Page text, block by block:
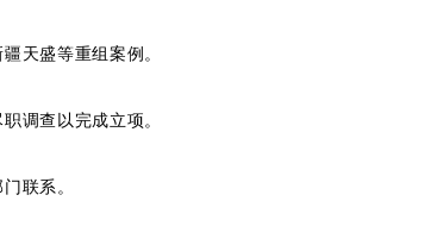
天盛等重组案例。
调查以完成立项。
联系。